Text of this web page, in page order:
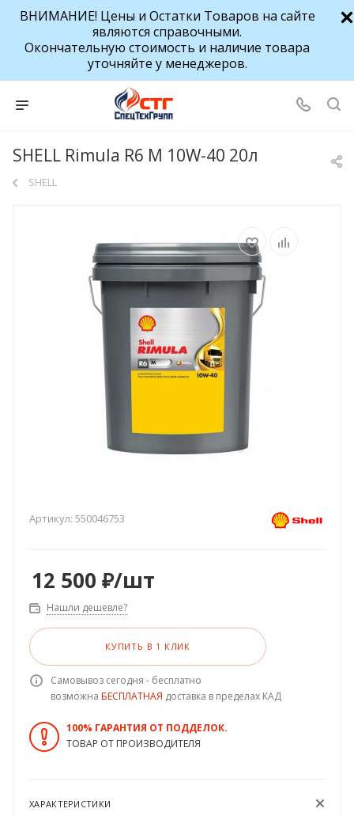
ВНИМАНИЕ! Цены и Остатки Товаров на сайте
являются справочными.
Окончательную стоимость и наличие товара
уточняйте у менеджеров.
SHELL Rimula R6 M 10W-40 20л
SHELL
Артикул: 550046753
12 500 ₽/шт
Нашли дешевле?
КУПИТЬ В 1 КЛИК
Самовывоз сегодня - бесплатно
возможна БЕСПЛАТНАЯ доставка в пределах КАД
100% ГАРАНТИЯ ОТ ПОДДЕЛОК.
ТОВАР ОТ ПРОИЗВОДИТЕЛЯ
ХАРАКТЕРИСТИКИ